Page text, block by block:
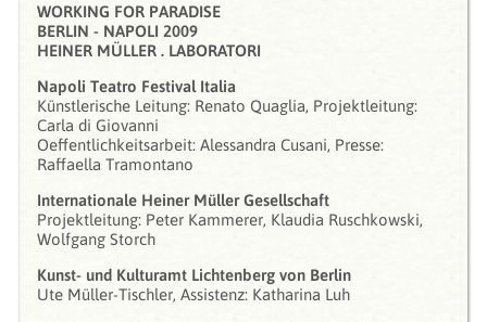
WORKING FOR PARADISE
BERLIN - NAPOLI 2009
HEINER MÜLLER . LABORATORI
Napoli Teatro Festival Italia
Künstlerische Leitung: Renato Quaglia, Projektleitung:
Carla di Giovanni
Oeffentlichkeitsarbeit: Alessandra Cusani, Presse:
Raffaella Tramontano
Internationale Heiner Müller Gesellschaft
Projektleitung: Peter Kammerer, Klaudia Ruschkowski,
Wolfgang Storch
Kunst- und Kulturamt Lichtenberg von Berlin
Ute Müller-Tischler, Assistenz: Katharina Luh